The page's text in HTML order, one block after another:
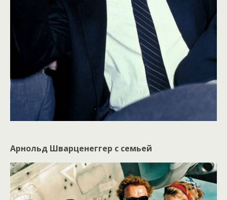
Арнольд Шварценеггер с семьей